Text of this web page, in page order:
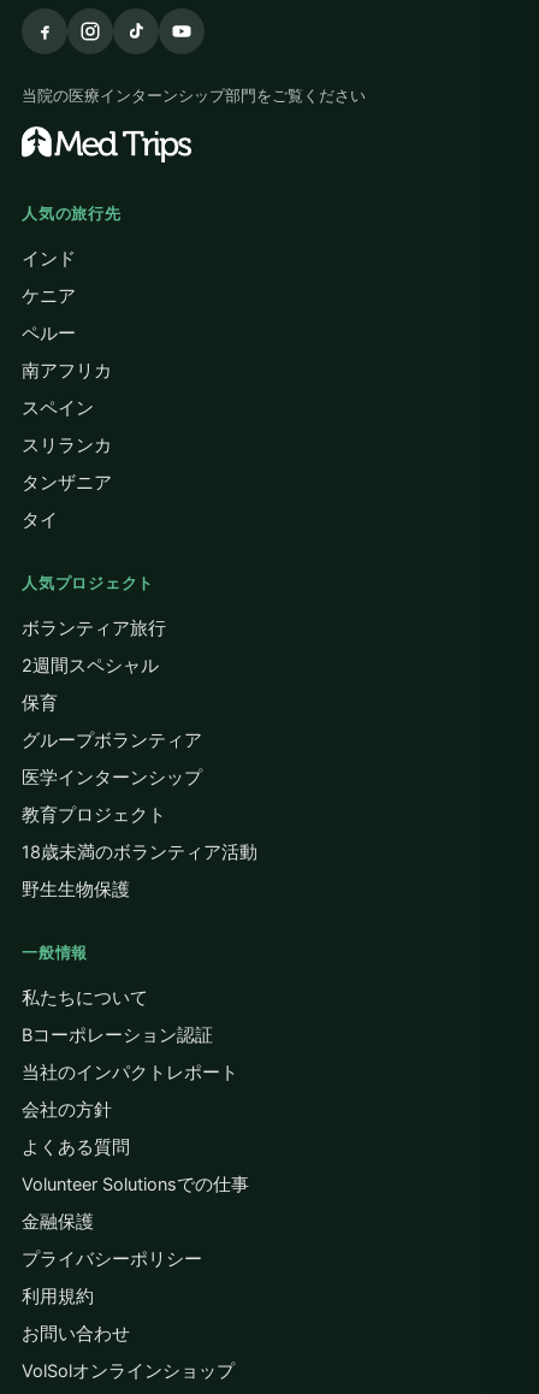
当院の医療インターンシップ部門をご覧ください
人気の旅行先
インド
ケニア
ペルー
南アフリカ
スペイン
スリランカ
タンザニア
タイ
人気プロジェクト
ボランティア旅行
2週間スペシャル
保育
グループボランティア
医学インターンシップ
教育プロジェクト
18歳未満のボランティア活動
野生生物保護
一般情報
私たちについて
Bコーポレーション認証
当社のインパクトレポート
会社の方針
よくある質問
Volunteer Solutionsでの仕事
金融保護
プライバシーポリシー
利用規約
お問い合わせ
VolSolオンラインショップ